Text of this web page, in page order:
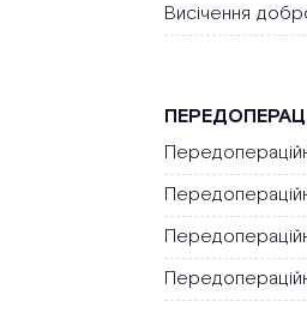
Висічення